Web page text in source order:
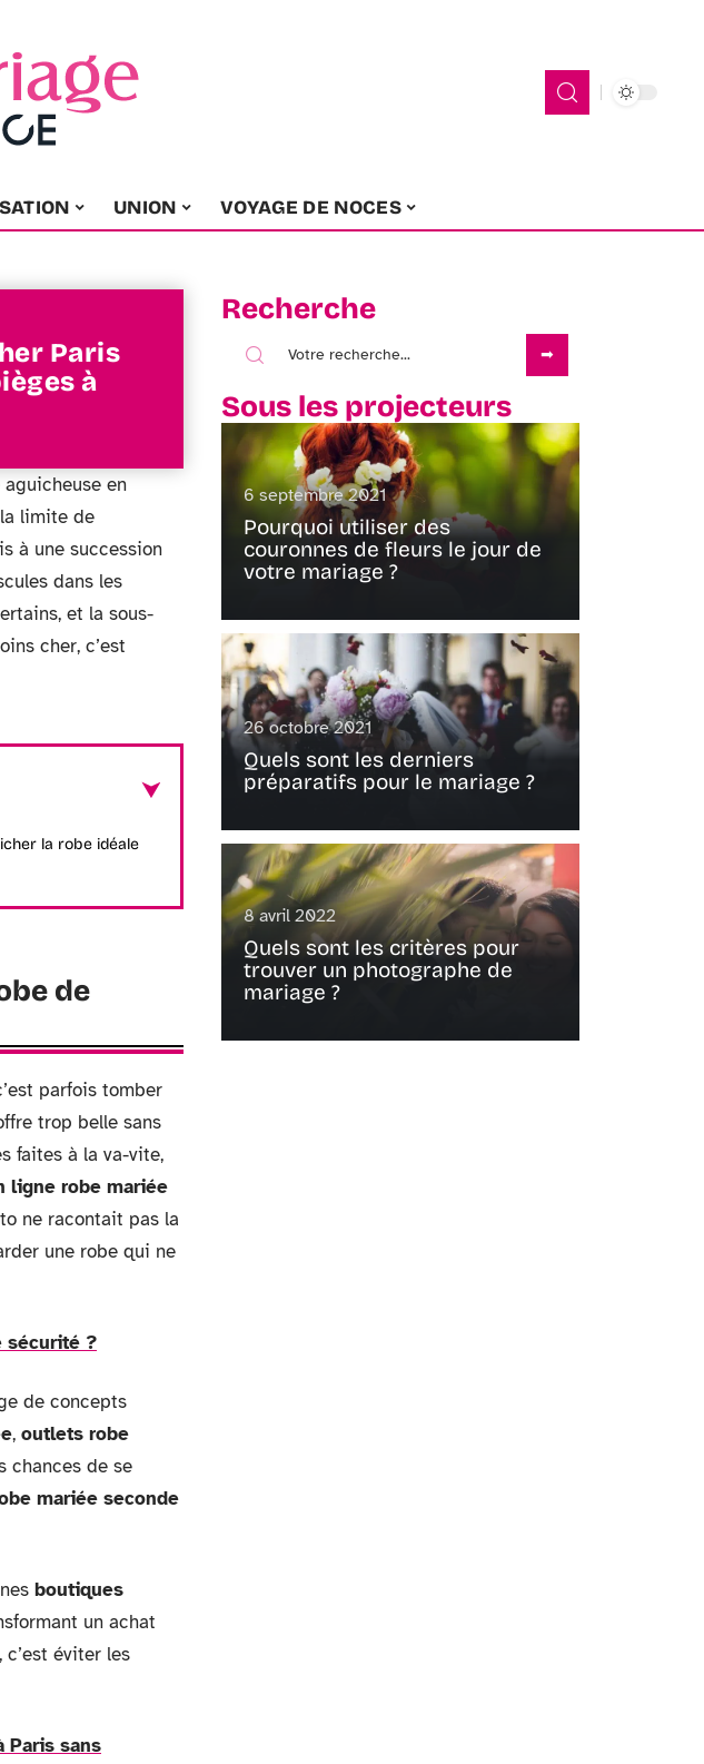
UNION VOYAGE DE NOCES
Paris
à
en
limite de
à une succession
dans les
et la sous-
cher, c’est
la robe idéale
de
parfois tomber
trop belle sans
faites à la va-vite,
ligne robe mariée
ne racontait pas la
une robe qui ne
sécurité ?
de concepts
, outlets robe
chances de se
mariée seconde
boutiques
un achat
c’est éviter les
Paris sans
Recherche
Sous les projecteurs
6 septembre 2021
Pourquoi utiliser des
couronnes de fleurs le jour de
votre mariage ?
26 octobre 2021
Quels sont les derniers
préparatifs pour le mariage ?
8 avril 2022
Quels sont les critères pour
trouver un photographe de
mariage ?